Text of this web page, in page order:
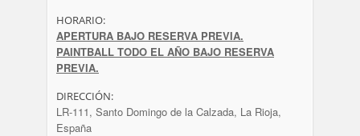
HORARIO:
APERTURA BAJO RESERVA PREVIA.
PAINTBALL TODO EL AÑO BAJO RESERVA
PREVIA.
DIRECCIÓN:
LR-111, Santo Domingo de la Calzada, La Rioja,
España